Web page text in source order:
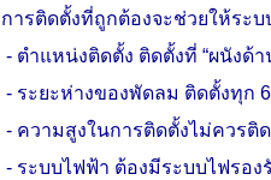
การติดตั้งที่ถูกต้องจะช่วยให้ระ
- ตำแหน่งติดตั้ง ติดตั้งที่ “ผนังด้
- ระยะห่างของพัดลม ติดตั้งทุก
- ความสูงในการติดตั้งไม่ควรติ
- ระบบไฟฟ้า ต้องมีระบบไฟรอ